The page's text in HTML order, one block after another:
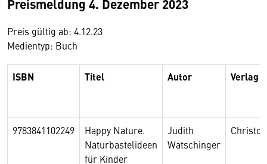
Preismeldung 4. Dezember 2023
Preis gültig ab: 4.12.23
Medientyp: Buch
ISBN Titel Autor Verlag
9783841102249
Happy Nature.
Naturbastelideen
für Kinder
Judith
Watschinger